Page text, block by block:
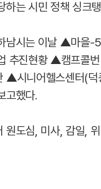
하는 시민 정책 싱크
남시는 이날 ▲마을-
추진현황 ▲캠프콜
▲시니어헬스센터(덕
고했다.
원도심, 미사, 감일,